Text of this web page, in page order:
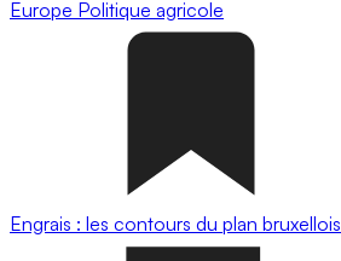
Europe Politique agricole
Engrais : les contours du plan bruxellois